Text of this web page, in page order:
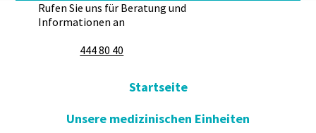
Rufen Sie uns für Beratung und
Informationen an
444 80 40
Startseite
Unsere medizinischen Einheiten